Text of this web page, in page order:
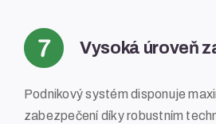
Vysoká úroveň
Podnikový systém disponuje
zabezpečení díky robustním